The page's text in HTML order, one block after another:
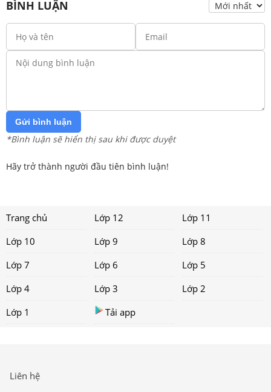
BÌNH LUẬN
Gửi bình luận
*Bình luận sẽ hiển thị sau khi được duyệt
Hãy trở thành người đầu tiên bình luận!
Trang chủ Lớp 12
Lớp 11
Lớp 10
Lớp 9
Lớp 8
Lớp 7
Lớp 6
Lớp 5
Lớp 4
Lớp 3
Lớp 2
Lớp 1
Tải app
Liên hệ